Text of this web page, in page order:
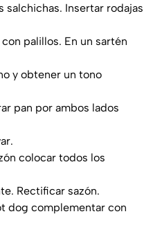
salchichas. Insertar rodajas
palillos. En un sartén
y obtener un tono
pan por ambos lados
colocar todos los
Rectificar sazón.
dog complementar con